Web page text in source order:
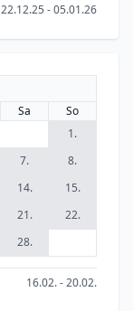
22.12.25 - 05.01.26
Sa
So
1.
7.
8.
14.
15.
21.
22.
28.
16.02. - 20.02.